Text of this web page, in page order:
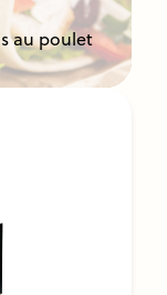
au poulet